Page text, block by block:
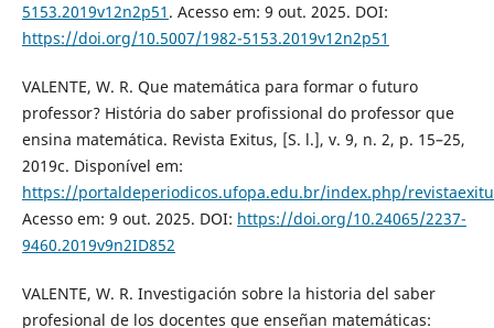
5153.2019v12n2p51 . Acesso em: 9 out. 2025. DOI:
https://doi.org/10.5007/1982-5153.2019v12n2p51
VALENTE, W. R. Que matemática para formar o futuro
professor? História do saber profissional do professor que
ensina matemática. Revista Exitus, [S. l.], v. 9, n. 2, p. 15–25,
2019c. Disponível em:
https://portaldeperiodicos.ufopa.edu.br/index.php/
Acesso em: 9 out. 2025. DOI: https://doi.org/10.24065/2237-
9460.2019v9n2ID852
VALENTE, W. R. Investigación sobre la historia del saber
profesional de los docentes que enseñan matemáticas: